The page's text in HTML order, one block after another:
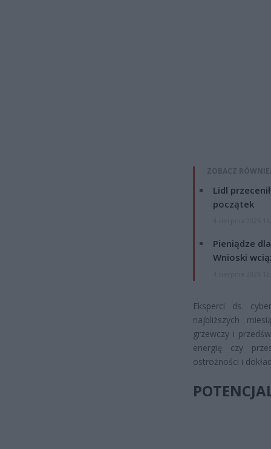
ZOBACZ
Lidl
początek
Pieniądze
Wnioski
Eksperci ds.
najbliższych
grzewczy i
energię czy
ostrożności i